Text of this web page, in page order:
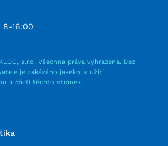
8-16:00
s.r.o. Všechna práva vyhrazena. Bez
je zakázáno jakékoliv užití,
a částí těchto stránek.